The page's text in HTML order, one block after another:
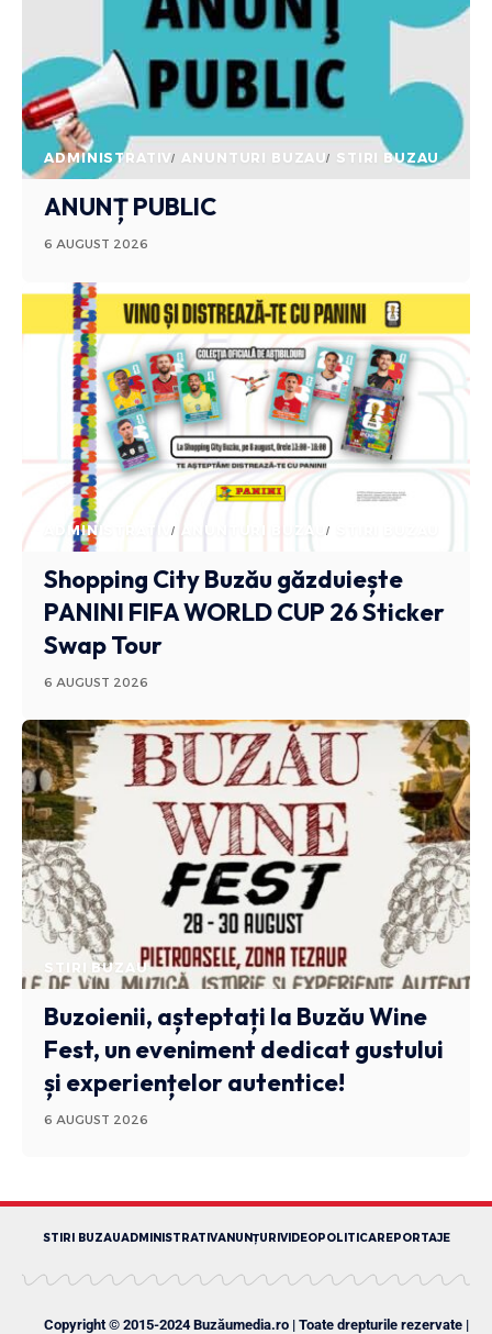
ADMINISTRATIV ANUNTURI BUZAU STIRI BUZAU
ANUNȚ PUBLIC
6 AUGUST 2026
ADMINISTRATIV ANUNTURI BUZAU
Shopping City Buzău găzduiește
PANINI FIFA WORLD CUP 26 Sticker
Swap Tour
6 AUGUST 2026
STIRI BUZAU
Buzoienii, așteptați la Buzău Wine
Fest, un eveniment dedicat gustului
și experiențelor autentice!
6 AUGUST 2026
STIRI BUZAUADMINISTRATIVANUNȚURI VIDEOPOLITICAREPORTAJE
Copyright © 2015-2024 Buzăumedia.ro | Toate drepturile rezervate |